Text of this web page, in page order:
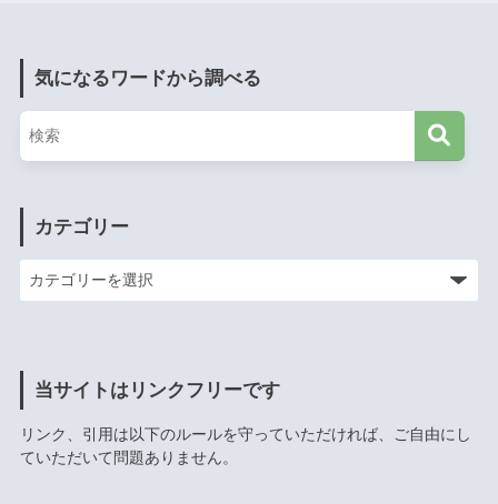
気になるワードから調べる
カテゴリー
当サイトはリンクフリーです
リンク、引用は以下のルールを守っていただければ、ご自由にし
ていただいて問題ありません。